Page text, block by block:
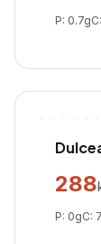
P: 0.7gC:
288
P: 0gC: